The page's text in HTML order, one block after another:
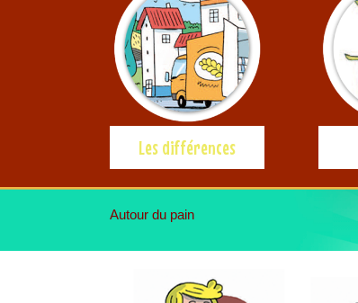
Les différences
Autour du pain